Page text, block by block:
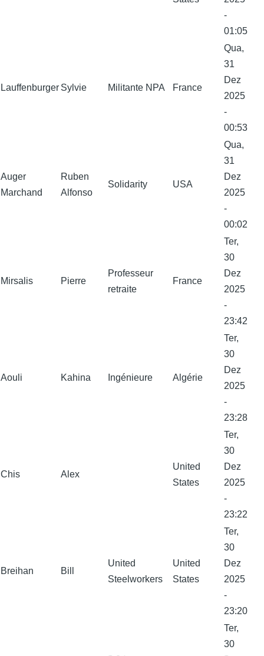
-
01:05
Lauffenburger Sylvie Militante NPA France
Qua,
31
Dez
2025
-
00:53
Auger
Marchand
Ruben
Alfonso
Solidarity USA
Qua,
31
Dez
2025
-
00:02
Mirsalis Pierre
Professeur
retraite
France
Ter,
30
Dez
2025
-
23:42
Aouli Kahina Ingénieure Algérie
Ter,
30
Dez
2025
-
23:28
Chis Alex
United
States
Ter,
30
Dez
2025
-
23:22
Breihan Bill
United
Steelworkers
United
States
Ter,
30
Dez
2025
-
23:20
Ter,
30